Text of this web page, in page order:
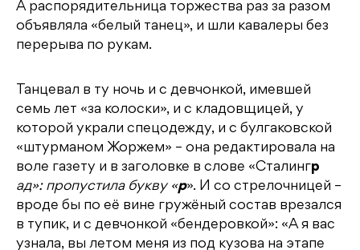
А распорядительница торжества раз за разом
объявляла «белый танец», и шли кавалеры без
перерыва по рукам.
Танцевал в ту ночь и с девчонкой, имевшей
семь лет «за колоски», и с кладовщицей, у
которой украли спецодежду, и с булгаковской
«штурманом Жоржем» – она редактировала на
воле газету и в заголовке в слове «Сталингр
ад»: пропустила букву «р». И со стрелочницей –
вроде бы по её вине гружёный состав врезался
в тупик, и с девчонкой «бендеровкой»: «А я вас
узнала, вы летом меня из под кузова на этапе